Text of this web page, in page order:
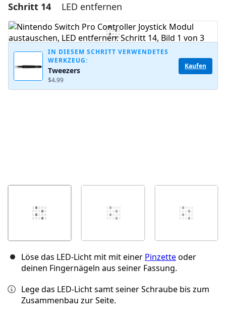
Einen Kommentar hinzufügen
Kommentar hinzufügen
Kommentieren
Schritt 14 LED entfernen
IN DIESEM SCHRITT VERWENDETES
WERKZEUG:
Tweezers
$4.99
Kaufen
Löse das LED-Licht mit mit einer Pinzetteoder
deinen Fingernägeln aus seiner Fassung.
Lege das LED-Licht samt seiner Schraube bis zum
Zusammenbau zur Seite.